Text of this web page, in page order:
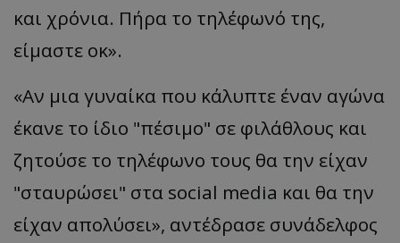
και χρόνια. Πήρα το τηλέφωνό της,
είμαστε οκ».
«Αν μια γυναίκα που κάλυπτε έναν αγώνα
έκανε το ίδιο "πέσιμο" σε φιλάθλους και
ζητούσε το τηλέφωνο τους θα την είχαν
"σταυρώσει" στα social media και θα την
είχαν απολύσει», αντέδρασε συνάδελφος